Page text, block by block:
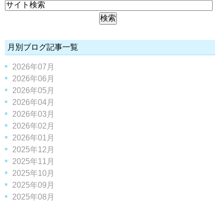
月別ブログ記事一覧
2026年07月
2026年06月
2026年05月
2026年04月
2026年03月
2026年02月
2026年01月
2025年12月
2025年11月
2025年10月
2025年09月
2025年08月